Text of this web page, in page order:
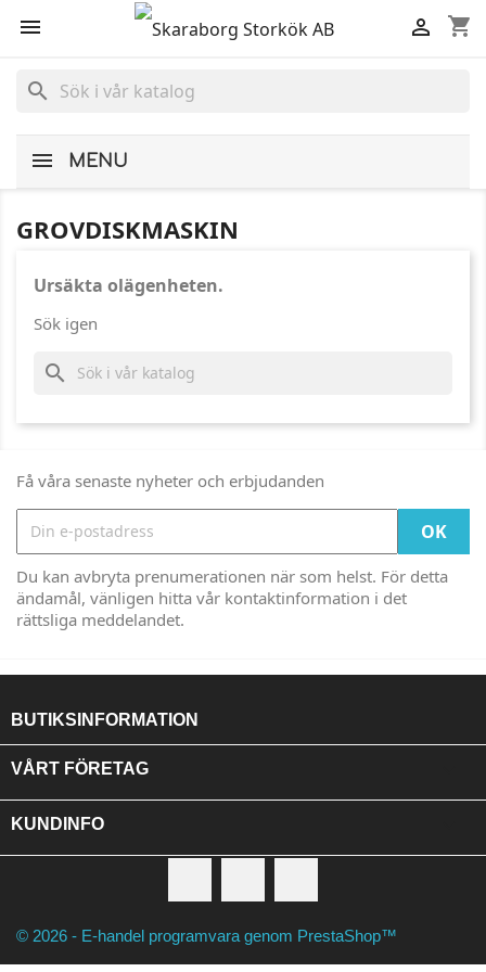
 shopping_cart

search
MENU
GROVDISKMASKIN
Ursäkta olägenheten.
Sök igen
search
Få våra senaste nyheter och erbjudanden
Du kan avbryta prenumerationen när som helst. För detta
ändamål, vänligen hitta vår kontaktinformation i det
rättsliga meddelandet.
BUTIKSINFORMATION
VÅRT FÖRETAG
KUNDINFO
© 2026 - E-handel programvara genom PrestaShop™